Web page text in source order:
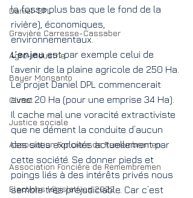
Daniel-DPL
Gravière Carresse-Cassaber
Agro-industrie
Bayer Monsanto
Climat
Justice sociale
Association Foncière de Remembremen
Association Foncière de Remembremen
Elections législatives 2022
la fosse plus bas que le fond de la
rivière), économiques,
environnementaux.
L’enjeu est par exemple celui de
l’avenir de la plaine agricole de 250 Ha.
Le projet Daniel DPL commencerait
avec 20 Ha (pour une emprise 34 Ha).
Il cache mal une voracité extractiviste
que ne dément la conduite d’aucun
des sites exploités actuellement par
cette société. Se donner pieds et
poings liés à des intérêts privés nous
semble très préjudiciable. Car c’est